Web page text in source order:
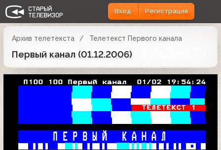
Вход Регистрация
Архив телетекста Телетекст Первого канала
Первый канал (01.12.2006)
   П100 100 Первый канал  01/02 19:54:24
ТЕЛЕТЕКСТ 1
     П Е Р В Ы Й   К А Н А Л
